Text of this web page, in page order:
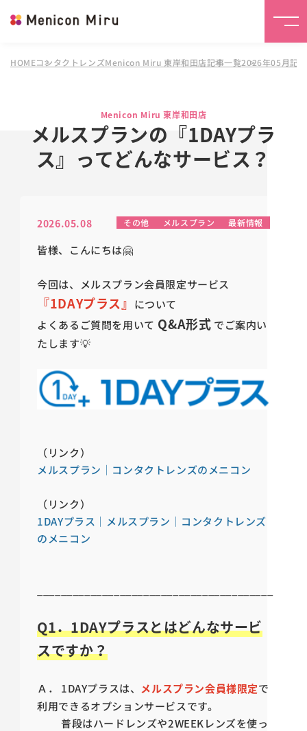
HOMEコンタクトレンズMenicon Miru 東岸和田店記事一覧2026年05月記
Menicon Miru 東岸和田店
メルスプランの『1DAYプラ
ス』ってどんなサービス？
2026.05.08 その他 メルスプラン 最新情報
皆様、こんにちは🤗
今回は、メルスプラン会員限定サービス
『1DAYプラス』 について
よくあるご質問を用いて Q&A形式 でご案内い
たします💡
（リンク）
メルスプラン｜コンタクトレンズのメニコン
（リンク）
1DAYプラス｜メルスプラン｜コンタクトレンズ
のメニコン
Q1．1DAYプラスとはどんなサービ
スですか？
Ａ． 1DAYプラスは、 メルスプラン会員様限定で
利用できるオプションサービスです。
普段はハードレンズや2WEEKレンズを使っ